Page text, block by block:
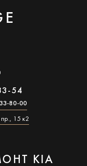
54
80-00
15 к2
KIA